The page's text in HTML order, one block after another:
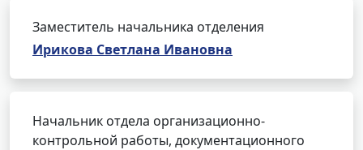
Заместитель начальника отделения
Ирикова Светлана Ивановна
Начальник отдела организационно-
контрольной работы, документационного